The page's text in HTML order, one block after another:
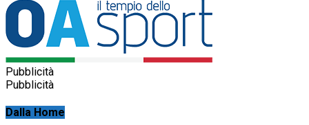
Pubblicità
Pubblicità
Dalla Home